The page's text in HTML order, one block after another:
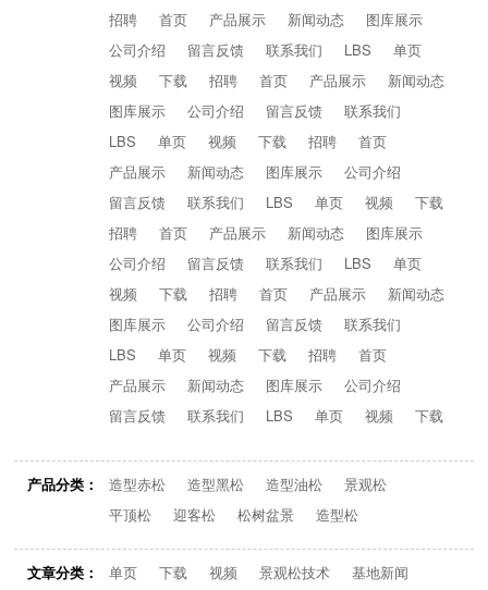
招聘
首页 产品展示 新闻动态
图库展示
公司介绍
留言反馈 联系我们 LBS
单页
视频
下载 招聘 首页 产品展示
新闻动态
图库展示
公司介绍 留言反馈
联系我们
LBS
单页 视频 下载 招聘
首页
产品展示
新闻动态 图库展示
公司介绍
留言反馈
联系我们 LBS 单页 视频
下载
招聘
首页 产品展示 新闻动态
图库展示
公司介绍
留言反馈 联系我们 LBS
单页
视频
下载 招聘 首页 产品展示
新闻动态
图库展示
公司介绍 留言反馈
联系我们
LBS
单页 视频 下载 招聘
首页
产品展示
新闻动态 图库展示
公司介绍
留言反馈
联系我们 LBS 单页 视频 下载
产品分类： 造型赤松 造型黑松 造型油松
景观松
平顶松
迎客松 松树盆景 造型松
文章分类： 单页 下载 视频 景观松技术
基地新闻